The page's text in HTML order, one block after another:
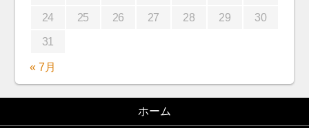
24 25 26 27 28 29 30
31
« 7月
ホーム